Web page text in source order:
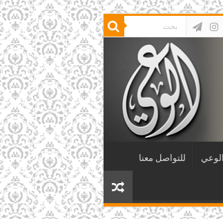
للتواصل معنا